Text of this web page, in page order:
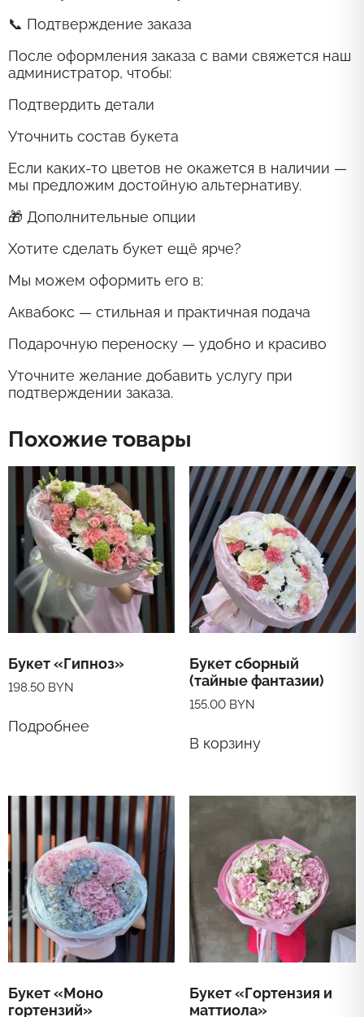
📞 Подтверждение заказа
После оформления заказа с вами свяжется наш
администратор, чтобы:
Подтвердить детали
Уточнить состав букета
Если каких-то цветов не окажется в наличии —
мы предложим достойную альтернативу.
🎁 Дополнительные опции
Хотите сделать букет ещё ярче?
Мы можем оформить его в:
Аквабокс — стильная и практичная подача
Подарочную переноску — удобно и красиво
Уточните желание добавить услугу при
подтверждении заказа.
Похожие товары
Букет «Гипноз»
198.50 BYN
Подробнее
Букет сборный
(тайные фантазии)
155.00 BYN
В корзину
Букет «Моно
гортензий»
Букет «Гортензия и
маттиола»